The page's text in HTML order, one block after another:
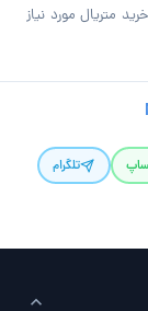
متریال مورد نیاز
تلگرام